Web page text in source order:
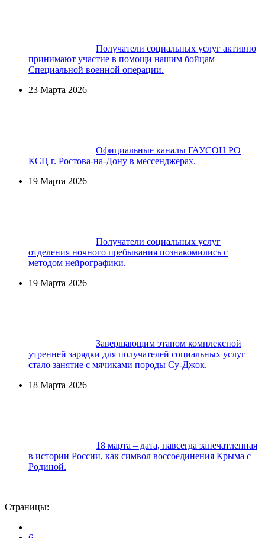
Получатели социальных услуг активно
принимают участие в помощи нашим бойцам
Специальной военной операции.
23 Марта 2026
Официальные каналы ГАУСОН РО
КСЦ г. Ростова-на-Дону в мессенджерах.
19 Марта 2026
Получатели социальных услуг
отделения ночного пребывания познакомились с
методом нейрографики.
19 Марта 2026
Завершающим этапом комплексной
утренней зарядки для получателей социальных услуг
стало занятие с мячиками породы Су-Джок.
18 Марта 2026
18 марта – дата, навсегда запечатленная
в истории России, как символ воссоединения Крыма с
Родиной.
Страницы: